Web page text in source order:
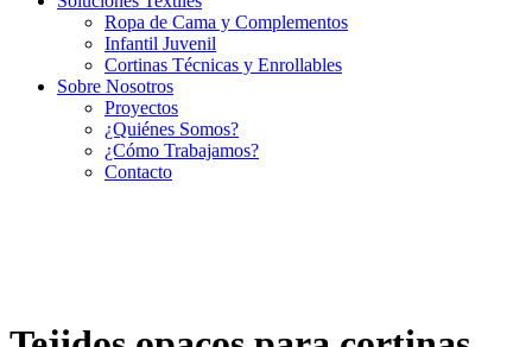
Ropa de Cama y Complementos
Infantil Juvenil
Cortinas Técnicas y Enrollables
Sobre Nosotros
Proyectos
¿Quiénes Somos?
¿Cómo Trabajamos?
Contacto